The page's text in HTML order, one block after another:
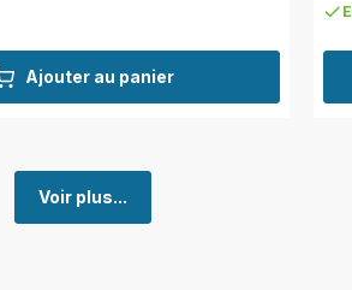
Ajouter au panier
Voir plus...